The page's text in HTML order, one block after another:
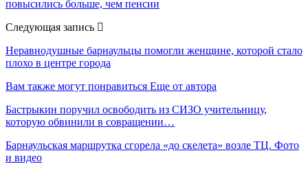
повысились больше, чем пенсии
Следующая запись
Неравнодушные барнаульцы помогли женщине, которой стало
плохо в центре города
Вам также могут понравиться Еще от автора
Бастрыкин поручил освободить из СИЗО учительницу,
которую обвинили в совращении…
Барнаульская маршрутка сгорела «до скелета» возле ТЦ. Фото
и видео